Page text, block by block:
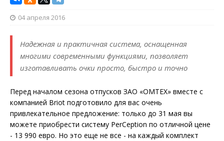
04 апреля 2016
Надежная и практичная система, оснащенная
многими современными функциями, позволяет
изготавливать очки просто, быстро и точно
Перед началом сезона отпусков ЗАО «ОМТЕХ» вместе с
компанией Briot подготовило для вас очень
привлекательное предложение: только до 31 мая вы
можете приобрести систему PerCeption по отличной цене
- 13 990 евро. Но это еще не все - на каждый комплект